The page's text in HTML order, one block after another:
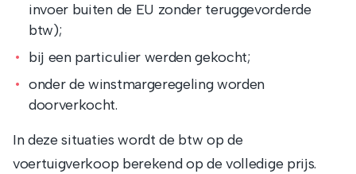
invoer buiten de EU zonder teruggevorderde
btw);
bij een particulier werden gekocht;
onder de winstmargeregeling worden
doorverkocht.
In deze situaties wordt de btw op de
voertuigverkoop berekend op de volledige prijs.